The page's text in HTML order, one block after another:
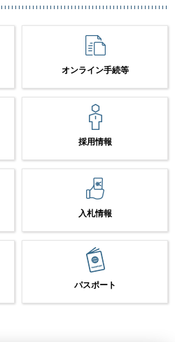
オンライン手続等
採用情報
入札情報
パスポート